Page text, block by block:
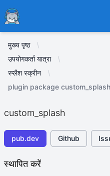
Ducafecat
मुख्य पृष्ठ
उपयोगकर्ता यात्रा
स्प्लैश स्क्रीन
plugin package custom_splash
custom_splash
pub.dev Github
स्थापित करें